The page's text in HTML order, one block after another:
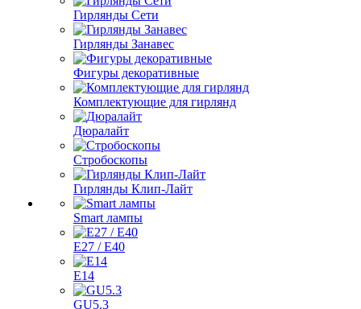
Гирлянды Сети
Гирлянды Занавес
Фигуры декоративные
Комплектующие для гирлянд
Дюралайт
Стробоскопы
Гирлянды Клип-Лайт
Smart лампы
E27 / E40
E14
GU5.3